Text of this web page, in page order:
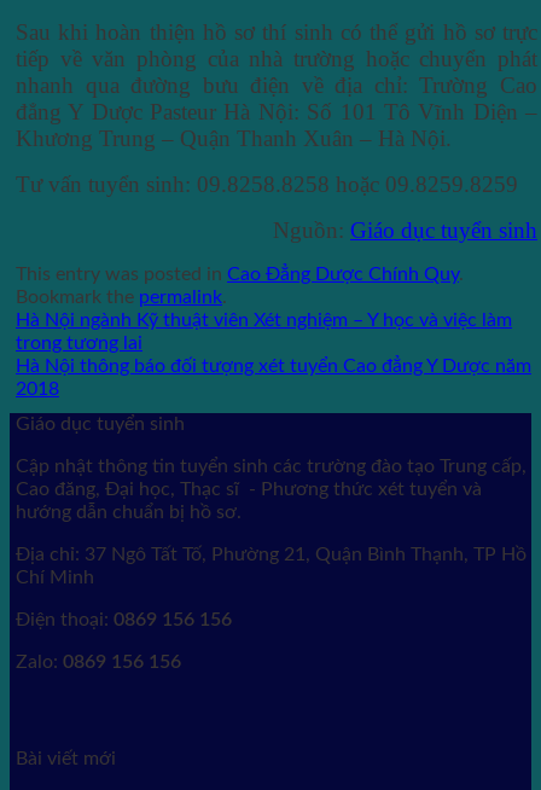
Sau khi hoàn thiện hồ sơ thí sinh có thể gửi hồ sơ trực
tiếp về văn phòng của nhà trường hoặc chuyển phát
nhanh qua đường bưu điện về địa chỉ: Trường Cao
đẳng Y Dược Pasteur Hà Nội: Số 101 Tô Vĩnh Diện –
Khương Trung – Quận Thanh Xuân – Hà Nội.
Tư vấn tuyển sinh: 09.8258.8258 hoặc 09.8259.8259
Nguồn: Giáo dục tuyển sinh
This entry was posted in Cao Đẳng Dược Chính Quy.
Bookmark the permalink.
Hà Nội ngành Kỹ thuật viên Xét nghiệm – Y học và việc làm
trong tương lai
Hà Nội thông báo đối tượng xét tuyển Cao đẳng Y Dược năm
2018
Giáo dục tuyển sinh
Cập nhật thông tin tuyển sinh các trường đào tạo Trung cấp,
Cao đăng, Đại học, Thạc sĩ - Phương thức xét tuyển và
hướng dẫn chuẩn bị hồ sơ.
Địa chỉ: 37 Ngô Tất Tố, Phường 21, Quận Bình Thạnh, TP Hồ
Chí Minh
Điện thoại: 0869 156 156
Zalo: 0869 156 156
Bài viết mới